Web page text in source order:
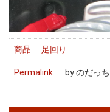
商品 足回り
Permalink by のだっち